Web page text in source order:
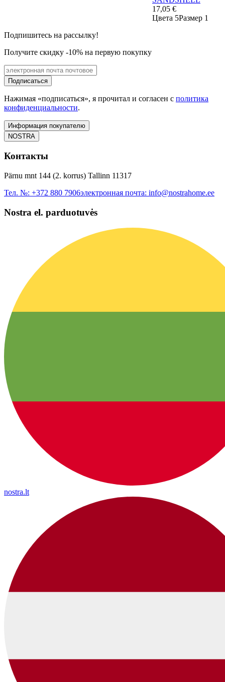
17,05 €
Цвета 5Размер 1
Подпишитесь на рассылку!
Получите скидку -10% на первую покупку
Подписаться
Нажимая «подписаться», я прочитал и согласен с политика
конфиденциальности.
Информация покупателю
NOSTRA
Контакты
Pärnu mnt 144 (2. korrus) Tallinn 11317
Тел. №: +372 880 7906электронная почта: info@nostrahome.ee
Nostra el. parduotuvės
nostra.lt